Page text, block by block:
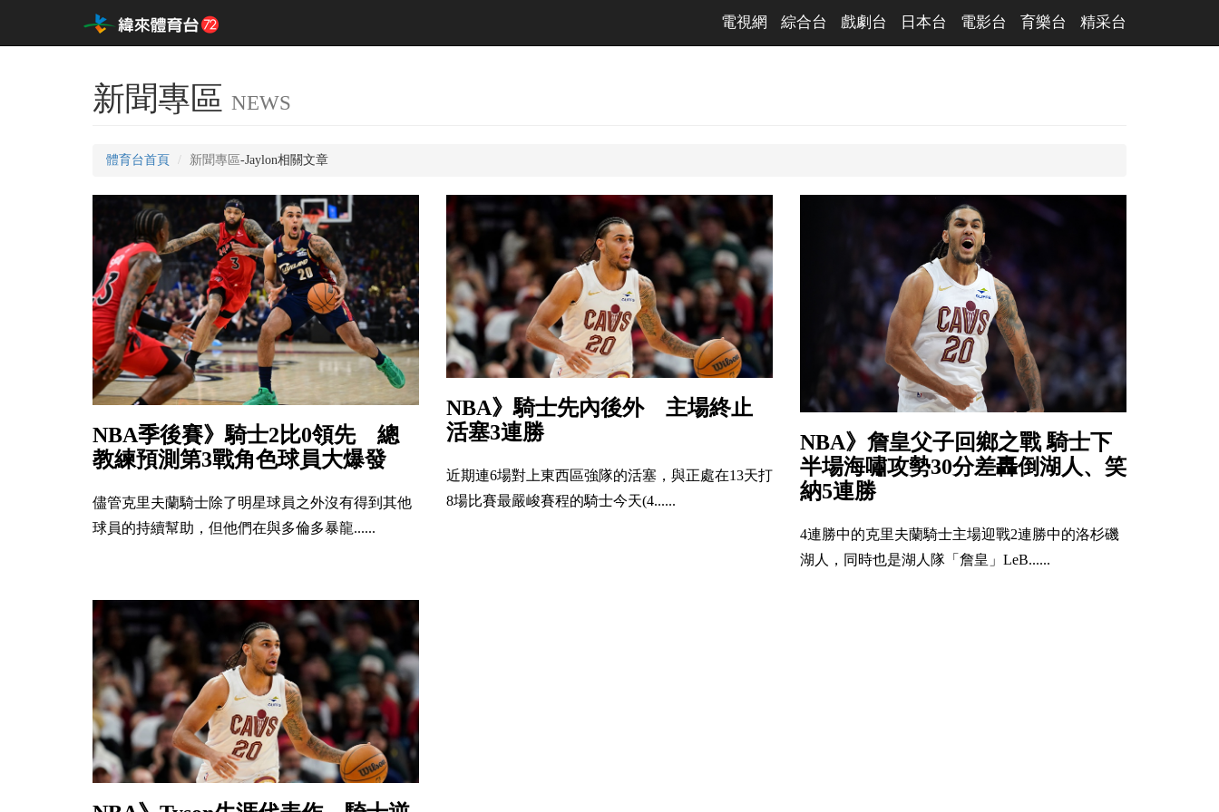
電視網 綜合台 戲劇台 日本台 電影台 育樂台 精采台
新聞專區 NEWS
體育台首頁 新聞專區-Jaylon相關文章
NBA季後賽》騎士2比0領先 總
教練預測第3戰角色球員大爆發
儘管克里夫蘭騎士除了明星球員之外沒有得到其他
球員的持續幫助，但他們在與多倫多暴龍......
NBA》騎士先內後外 主場終止
活塞3連勝
近期連6場對上東西區強隊的活塞，與正處在13天打
8場比賽最嚴峻賽程的騎士今天(4......
NBA》詹皇父子回鄉之戰 騎士下
半場海嘯攻勢30分差轟倒湖人、笑
納5連勝
4連勝中的克里夫蘭騎士主場迎戰2連勝中的洛杉磯
湖人，同時也是湖人隊「詹皇」LeB......